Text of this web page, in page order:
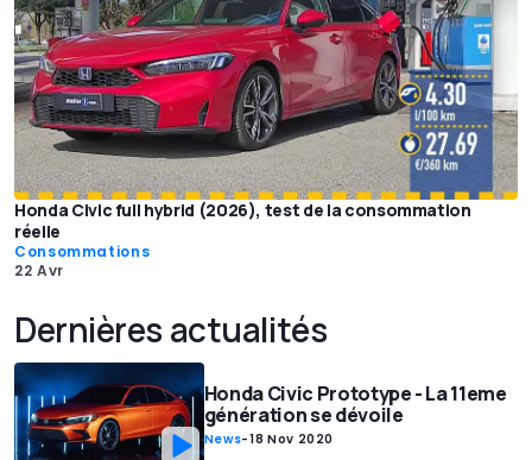
Honda Civic full hybrid (2026), test de la consommation
réelle
Consommations
22 Avr
Dernières actualités
Honda Civic Prototype - La 11eme
génération se dévoile
News-18 Nov 2020